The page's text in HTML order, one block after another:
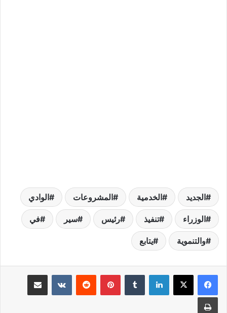
الجديد الخدمية المشروعات الوادي
الوزراء تنفيذ رئيس سير في
والتنموية يتابع
لينكدإن بينتيريست مشاركة عبر البريد
طباعة